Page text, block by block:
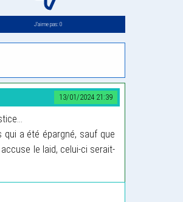
J’aime pas: 0
13/01/2024 21:39
a été épargné, sauf que
le laid, celui-ci serait-